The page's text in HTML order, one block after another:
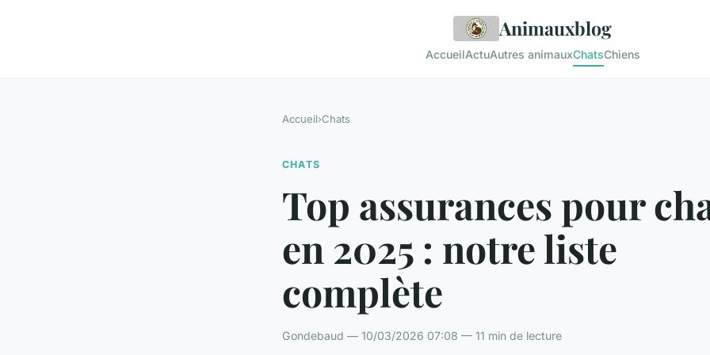
Animauxblog
AccueilActuAutres animauxChatsChiens
Accueil›Chats
CHATS
Top assurances pour
en 2025 : notre liste
complète
Gondebaud — 10/03/2026 07:08 — 11 min de lecture